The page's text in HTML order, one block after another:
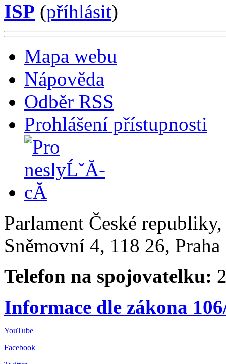
ISP (příhlásit)
Mapa webu
Nápověda
Odběr RSS
Prohlášení přístupnosti
Parlament České
Sněmovní 4, 118 26,
Telefon na spojovatelku:
Informace dle zákona
YouTube
Facebook